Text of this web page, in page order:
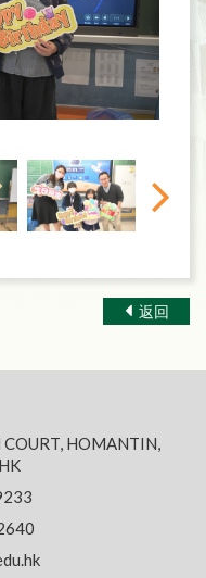
返回
HOMANTIN,